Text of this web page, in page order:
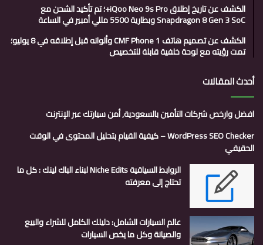
الكشف عن تاريخ إطلاق iQoo Neo 9s Pro+؛ تم تأكيد الشحن مع
Snapdragon 8 Gen 3 SoC وبطارية 5500 مللي أمبير في الساعة
الكشف عن تصميم هاتف CMF Phone 1 وألوانه قبل إطلاقه في 8 يوليو؛
تمت رؤيته مع لوحة خلفية قابلة للتخصيص
أحدث المقالات
افضل وارخص شركات التأمين بالسعودية, أمن سيارتك عبر الإنترنت
WordPress SEO Checker – كيفية القيام بتحليل المحتوى في الوقت
الحقيقي
الروابط السياقية Niche Edits لبناء الباك لينك : كل ما
تحتاج إلى معرفته
عالم السيارات الشامل: دليلك الكامل للشراء والبيع
والصيانة وكل ما يخص السيارات